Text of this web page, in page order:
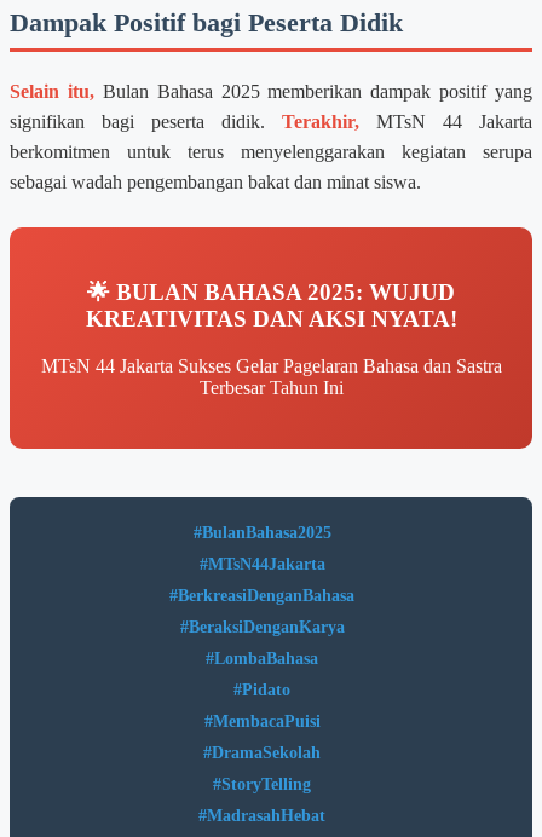
Dampak Positif bagi Peserta Didik
Selain itu,Bulan Bahasa 2025 memberikan dampak positif yang
signifikan bagi peserta didik. Terakhir, MTsN 44 Jakarta
berkomitmen untuk terus menyelenggarakan kegiatan serupa
sebagai wadah pengembangan bakat dan minat siswa.
🌟 BULAN BAHASA 2025: WUJUD
KREATIVITAS DAN AKSI NYATA!
MTsN 44 Jakarta Sukses Gelar Pagelaran Bahasa dan Sastra
Terbesar Tahun Ini
#BulanBahasa2025
#MTsN44Jakarta
#BerkreasiDenganBahasa
#BeraksiDenganKarya
#LombaBahasa
#Pidato
#MembacaPuisi
#DramaSekolah
#StoryTelling
#MadrasahHebat